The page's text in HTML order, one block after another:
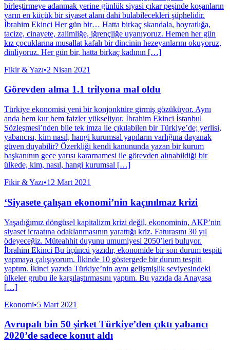
birleştirmeye adanmak yerine günlük siyasi çıkar peşinde koşanların
yarın en küçük bir siyaset alanı dahi bulabilecekleri şüphelidir.
İbrahim Ekinci Her gün bir… Hatta birkaç skandala, hoyratlığa,
tacize, cinayete, zalimliğe, iğrençliğe uyanıyoruz. Hemen her gün
kız çocuklarına musallat kafalı bir dincinin hezeyanlarını okuyoruz,
dinliyoruz. Her gün bir, hatta birkaç kadının […]
Fikir & Yazı•2 Nisan 2021
Görevden alma 1.1 trilyona mal oldu
Türkiye ekonomisi yeni bir konjonktüre girmiş gözüküyor. Aynı
anda hem kur hem faizler yükseliyor. İbrahim Ekinci İstanbul
Sözleşmesi’nden bile tek imza ile çıkılabilen bir Türkiye’de; yerlisi,
yabancısı, kim nasıl, hangi kurumsal yapıların varlığına dayanak
güven duyabilir? Özerkliği kendi kanununda yazan bir kurum
başkanının gece yarısı kararnamesi ile görevden alınabildiği bir
ülkede, kim, nasıl, hangi kurumsal […]
Fikir & Yazı•12 Mart 2021
‘Siyasete çalışan ekonomi’nin kaçınılmaz krizi
Yaşadığımız döngüsel kapitalizm krizi değil, ekonominin, AKP’nin
siyaset icraatına odaklanmasının yarattığı kriz. Faturasını 30 yıl
ödeyeceğiz. Müteahhit duyunu umumiyesi 2050’leri buluyor.
İbrahim Ekinci Bu üçüncü yazıdır, ekonomide bir son durum tespiti
yapmaya çalışıyorum. İlkinde 10 göstergede bir durum tespiti
yaptım. İkinci yazıda Türkiye’nin aynı gelişmişlik seviyesindeki
ülkeler grubu ile karşılaştırmasını yaptım. Bu yazıda da Anayasa
[…]
Ekonomi•5 Mart 2021
Avrupalı bin 50 şirket Türkiye’den çıktı yabancı
2020’de sadece konut aldı